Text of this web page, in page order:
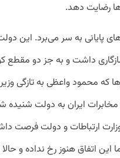
رضایت دهد.
پایانی به سر می‌برد. این
داشت و به جز دو مقطع
که محمود واعظی به تازگی
ایران به دولت شنیده
وزارت ارتباطات و دولت فرصت
این اتفاق هنوز رخ نداده و